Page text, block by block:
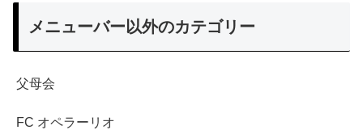
メニューバー以外のカテゴリー
父母会
FC オペラーリオ